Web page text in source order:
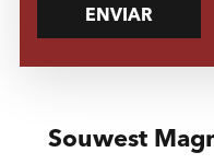
ENVIAR
Souwest